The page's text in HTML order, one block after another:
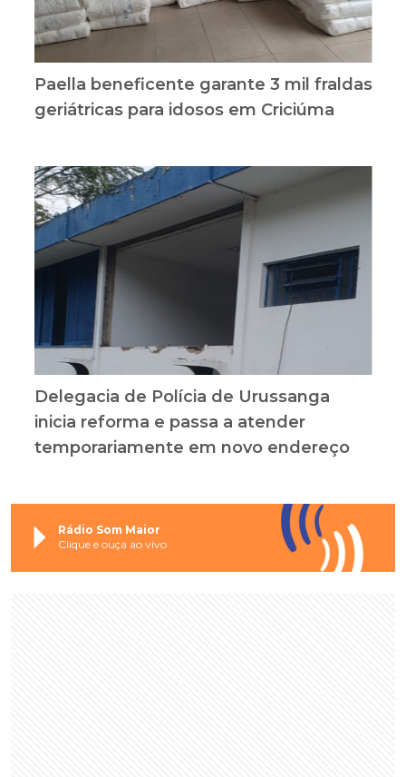
Paella beneficente garante 3 mil fraldas
geriátricas para idosos em Criciúma
Delegacia de Polícia de Urussanga
inicia reforma e passa a atender
temporariamente em novo endereço
Rádio Som Maior
Clique e ouça ao vivo